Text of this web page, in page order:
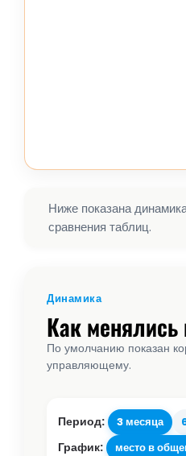
Ниже показана
сравнения таблиц.
Динамика
Как менялись
По умолчанию показан
управляющему.
Период: 3 месяца
График: место в